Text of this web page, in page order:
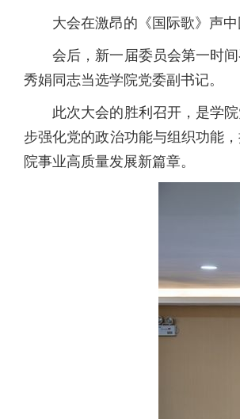
大会在激昂的《国际歌》声中
会后，新一届委员会第一时
秀娟同志当选学院党委副书记。
此次大会的胜利召开，是学
步强化党的政治功能与组织功能
院事业高质量发展新篇章。